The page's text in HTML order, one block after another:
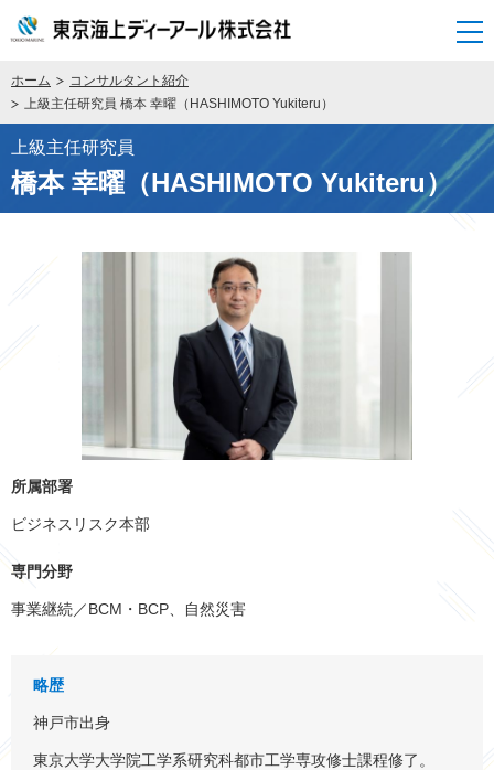
開く
ホーム
コンサルタント紹介
上級主任研究員 橋本 幸曜（HASHIMOTO Yukiteru）
上級主任研究員
橋本 幸曜（HASHIMOTO Yukiteru）
所属部署
ビジネスリスク本部
専門分野
事業継続／BCM・BCP、自然災害
略歴
神戸市出身
東京大学大学院工学系研究科都市工学専攻修士課程修了。